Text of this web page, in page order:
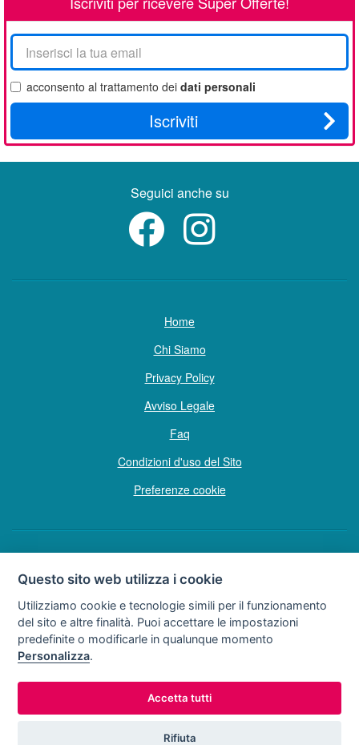
La
tua
email
acconsento al trattamento dei dati personali
Iscriviti
Seguici anche su
Home
Chi Siamo
Privacy Policy
Avviso Legale
Faq
Condizioni d'uso del Sito
Preferenze cookie
Copyright © Tutti i diritti sono riservati
Soggetto sottoposto a direzione e coordinamento della F.lli Dionisi S.r.L.
unipersonale
via A. Costa n° 2 - 63822 P. S. Giorgio (FM)
R.E.A. FM-200734
Tel:0734.278024o0734.671500
Questo sito web utilizza i cookie
Utilizziamo cookie e tecnologie simili per il funzionamento
del sito e altre finalità. Puoi accettare le impostazioni
predefinite o modificarle in qualunque momento
Personalizza.
Accetta tutti
Rifiuta